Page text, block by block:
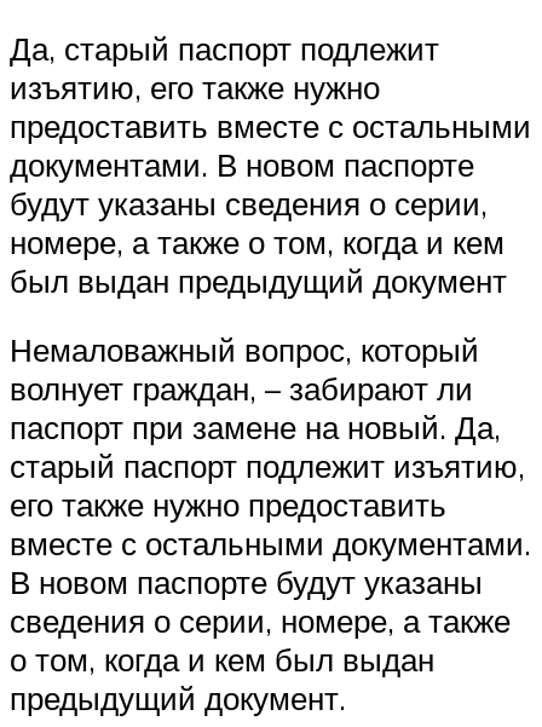
Да, старый паспорт подлежит
изъятию, его также нужно
предоставить вместе с остальными
документами. В новом паспорте
будут указаны сведения о серии,
номере, а также о том, когда и кем
был выдан предыдущий документ
Немаловажный вопрос, который
волнует граждан, – забирают ли
паспорт при замене на новый. Да,
старый паспорт подлежит изъятию,
его также нужно предоставить
вместе с остальными документами.
В новом паспорте будут указаны
сведения о серии, номере, а также
о том, когда и кем был выдан
предыдущий документ.